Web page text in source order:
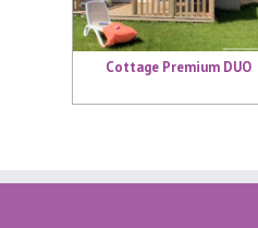
Cottage Premium DUO